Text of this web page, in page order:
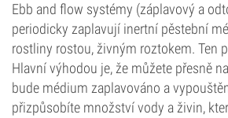
Ebb and flow systémy (záplavový a
periodicky zaplavují inertní pěstební
rostliny rostou, živným roztokem. Ten
Hlavní výhodou je, že můžete přesně
bude médium zaplavováno a
přizpůsobíte množství vody a živin,